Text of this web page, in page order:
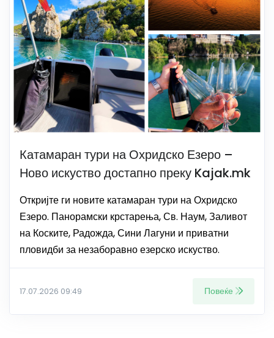
Катамаран тури на Охридско Езеро –
Ново искуство достапно преку Kajak.mk
Откријте ги новите катамаран тури на Охридско
Езеро. Панорамски крстарења, Св. Наум, Заливот
на Коските, Радожда, Сини Лагуни и приватни
пловидби за незаборавно езерско искуство.
17.07.2026 09:49 Повеќе